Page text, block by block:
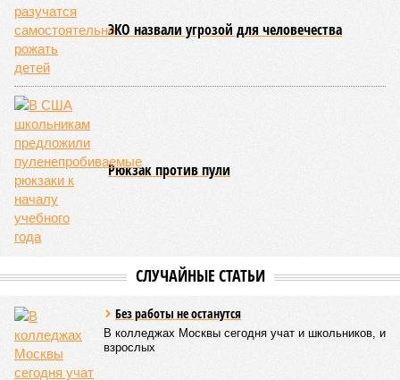
«потому что». И учёные до сих пор бьются над загадкой
почему.
Некоторые мутации не слишком разрушительны, и клетка
может существовать в слегка изменённом виде. Другие же
приводят к катастрофическим изменениям внутри неё – и
она погибает.
присутствуют тысячи соматических мутаций. У
организма нет механики, которая позволила бы ему
вернуться и исправить повреждения, уже записанные в
геноме,
медицинской школы Гроссмана при Нью-Йоркском
университете.
работы клетки, а в некоторых случаях создают
какие бы антивозрастные процедуры вы ни проводили, как
бы ни пытались замедлить старение, устраняя его
причины, всё равно ничего не выйдет – мутации возьмут
своё.